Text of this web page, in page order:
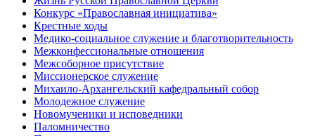
Конкурс «Православная инициатива»
Крестные ходы
Медико-социальное служение и благотворительность
Межконфессиональные отношения
Межсоборное присутствие
Миссионерское служение
Михаило-Архангельский кафедральный собор
Молодежное служение
Новомученики и исповедники
Паломничество